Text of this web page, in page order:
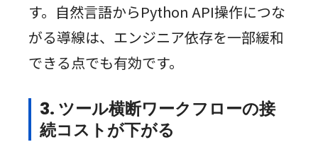
す。自然言語からPython API操作につな
がる導線は、エンジニア依存を一部緩和
できる点でも有効です。
3. ツール横断ワークフローの接
続コストが下がる